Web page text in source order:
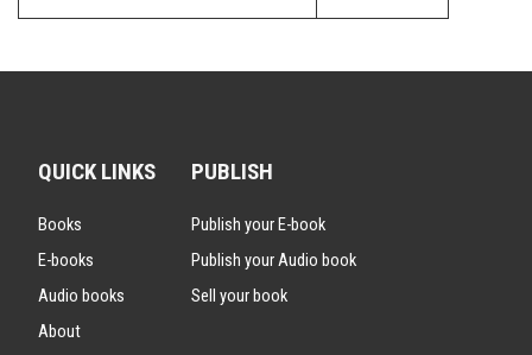
QUICK LINKS
Books
E-books
Audio books
About
PUBLISH
Publish your E-book
Publish your Audio book
Sell your book